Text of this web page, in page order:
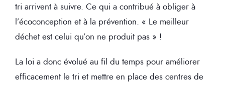
tri arrivent à suivre. Ce qui a contribué à obliger à
l’écoconception et à la prévention. « Le meilleur
déchet est celui qu’on ne produit pas » !
La loi a donc évolué au fil du temps pour améliorer
efficacement le tri et mettre en place des centres de